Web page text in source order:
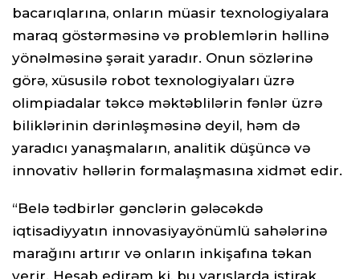
bacarıqlarına, onların müasir texnologiyalara
maraq göstərməsinə və problemlərin həllinə
yönəlməsinə şərait yaradır. Onun sözlərinə
görə, xüsusilə robot texnologiyaları üzrə
olimpiadalar təkcə məktəblilərin fənlər üzrə
biliklərinin dərinləşməsinə deyil, həm də
yaradıcı yanaşmaların, analitik düşüncə və
innovativ həllərin formalaşmasına xidmət edir.
“Belə tədbirlər gənclərin gələcəkdə
iqtisadiyyatın innovasiyayönümlü sahələrinə
marağını artırır və onların inkişafına təkan